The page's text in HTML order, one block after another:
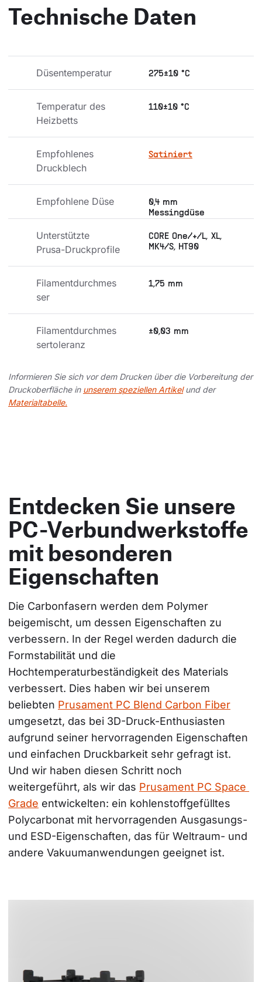
Technische Daten
Düsentemperatur 275±10 °C
Temperatur des
Heizbetts
110±10 °C
Empfohlenes
Druckblech
Satiniert
Empfohlene Düse
0,4 mm
Messingdüse
Unterstützte
Prusa-Druckprofile
CORE One/+/L, XL,
MK4/S, HT90
Filamentdurchmes
ser
1,75 mm
Filamentdurchmes
sertoleranz
±0,03 mm
Informieren Sie sich vor dem Drucken über die Vorbereitung der
Druckoberfläche in unserem speziellen Artikelund der
Materialtabelle.
Entdecken Sie unsere
PC-Verbundwerkstoffe
mit besonderen
Eigenschaften
Die Carbonfasern werden dem Polymer
beigemischt, um dessen Eigenschaften zu
verbessern. In der Regel werden dadurch die
Formstabilität und die
Hochtemperaturbeständigkeit des Materials
verbessert. Dies haben wir bei unserem
beliebten Prusament PC Blend Carbon Fiber
umgesetzt, das bei 3D-Druck-Enthusiasten
aufgrund seiner hervorragenden Eigenschaften
und einfachen Druckbarkeit sehr gefragt ist.
Und wir haben diesen Schritt noch
weitergeführt, als wir das Prusament PC Space
Grade entwickelten: ein kohlenstoffgefülltes
Polycarbonat mit hervorragenden Ausgasungs-
und ESD-Eigenschaften, das für Weltraum- und
andere Vakuumanwendungen geeignet ist.